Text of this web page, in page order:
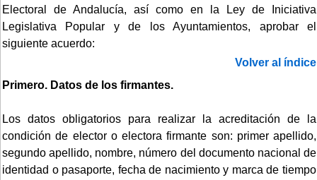
Electoral de Andalucía, así como en la Ley de Iniciativa
Legislativa Popular y de los Ayuntamientos, aprobar el
siguiente acuerdo:
Volver al índice
Primero. Datos de los firmantes.
Los datos obligatorios para realizar la acreditación de la
condición de elector o electora firmante son: primer apellido,
segundo apellido, nombre, número del documento nacional de
identidad o pasaporte, fecha de nacimiento y marca de tiempo